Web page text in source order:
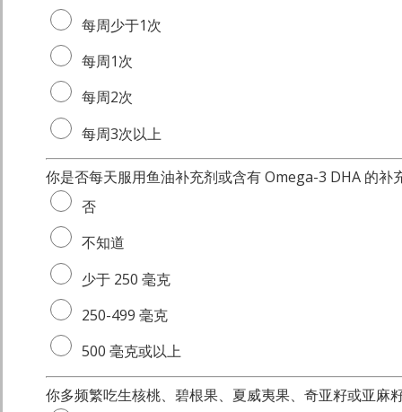
每周少于1次
每周1次
每周2次
每周3次以上
你是否每天服用鱼油补充剂或含有 Omega-3 DHA 的补
否
不知道
少于 250 毫克
250-499 毫克
500 毫克或以上
你多频繁吃生核桃、碧根果、夏威夷果、奇亚籽或亚麻